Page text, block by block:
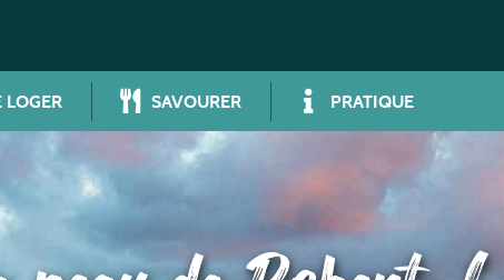
LOGER SAVOURER PRATIQUE